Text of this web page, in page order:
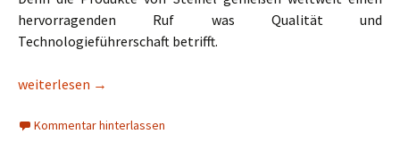
hervorragenden Ruf was Qualität und
Technologieführerschaft betrifft.
Steinel Sensor LED-Strahler XLED Home 3 582210
weiterlesen →
Kommentar hinterlassen